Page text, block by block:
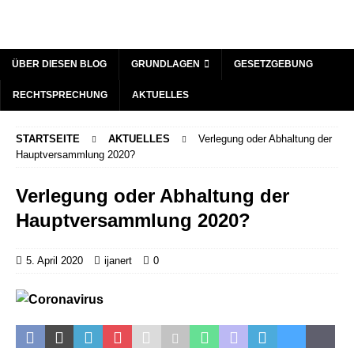
ÜBER DIESEN BLOG GRUNDLAGEN GESETZGEBUNG
RECHTSPRECHUNG AKTUELLES
STARTSEITE AKTUELLES
Verlegung oder Abhaltung der
Hauptversammlung 2020?
Verlegung oder Abhaltung der
Hauptversammlung 2020?
5. April 2020 ijanert 0